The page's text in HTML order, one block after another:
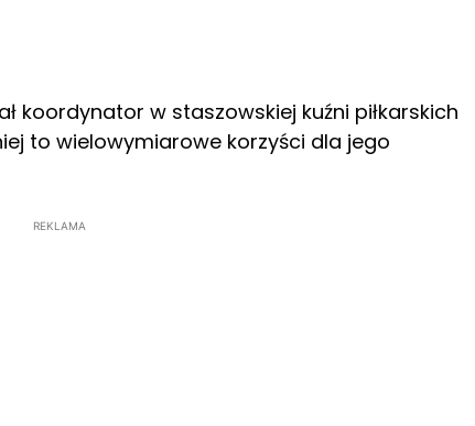
koordynator w staszowskiej kuźni piłkarskich
to wielowymiarowe korzyści dla jego
REKLAMA